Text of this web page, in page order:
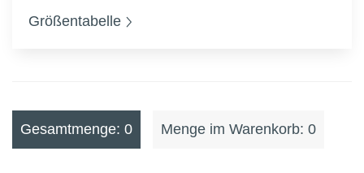
Größentabelle
Gesamtmenge: 0 Menge im Warenkorb: 0